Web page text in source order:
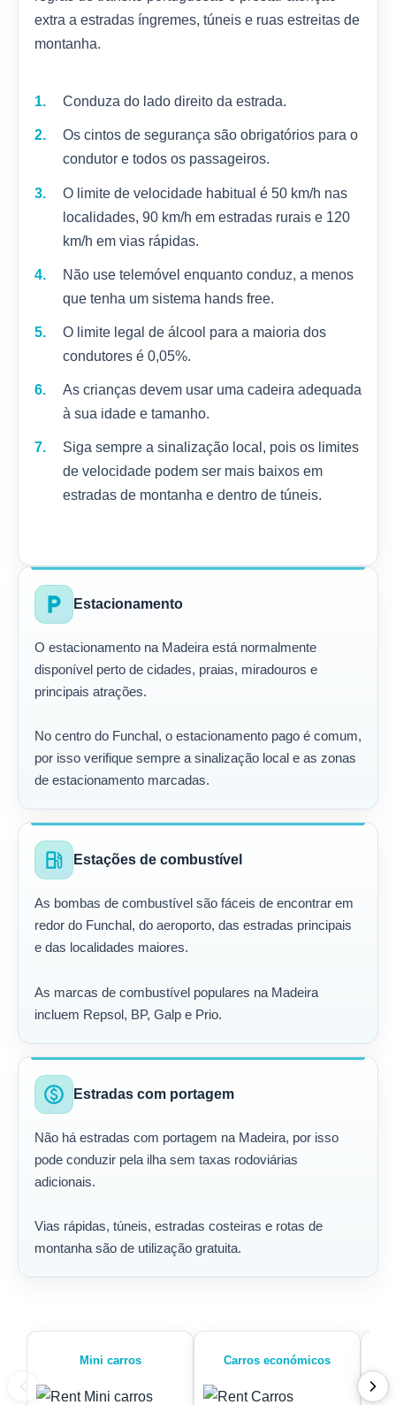
extra a estradas íngremes, túneis e ruas estreitas de
montanha.
Conduza do lado direito da estrada.
Os cintos de segurança são obrigatórios para o
condutor e todos os passageiros.
O limite de velocidade habitual é 50 km/h nas
localidades, 90 km/h em estradas rurais e 120
km/h em vias rápidas.
Não use telemóvel enquanto conduz, a menos
que tenha um sistema hands free.
O limite legal de álcool para a maioria dos
condutores é 0,05%.
As crianças devem usar uma cadeira adequada
à sua idade e tamanho.
Siga sempre a sinalização local, pois os limites
de velocidade podem ser mais baixos em
estradas de montanha e dentro de túneis.
local_parking Estacionamento
O estacionamento na Madeira está normalmente
disponível perto de cidades, praias, miradouros e
principais atrações.
No centro do Funchal, o estacionamento pago é comum,
por isso verifique sempre a sinalização local e as zonas
de estacionamento marcadas.
local_gas_station Estações de combustível
As bombas de combustível são fáceis de encontrar em
redor do Funchal, do aeroporto, das estradas principais
e das localidades maiores.
As marcas de combustível populares na Madeira
incluem Repsol, BP, Galp e Prio.
paid Estradas com portagem
Não há estradas com portagem na Madeira, por isso
pode conduzir pela ilha sem taxas rodoviárias
adicionais.
Vias rápidas, túneis, estradas costeiras e rotas de
montanha são de utilização gratuita.
Mini carros Carros económicos